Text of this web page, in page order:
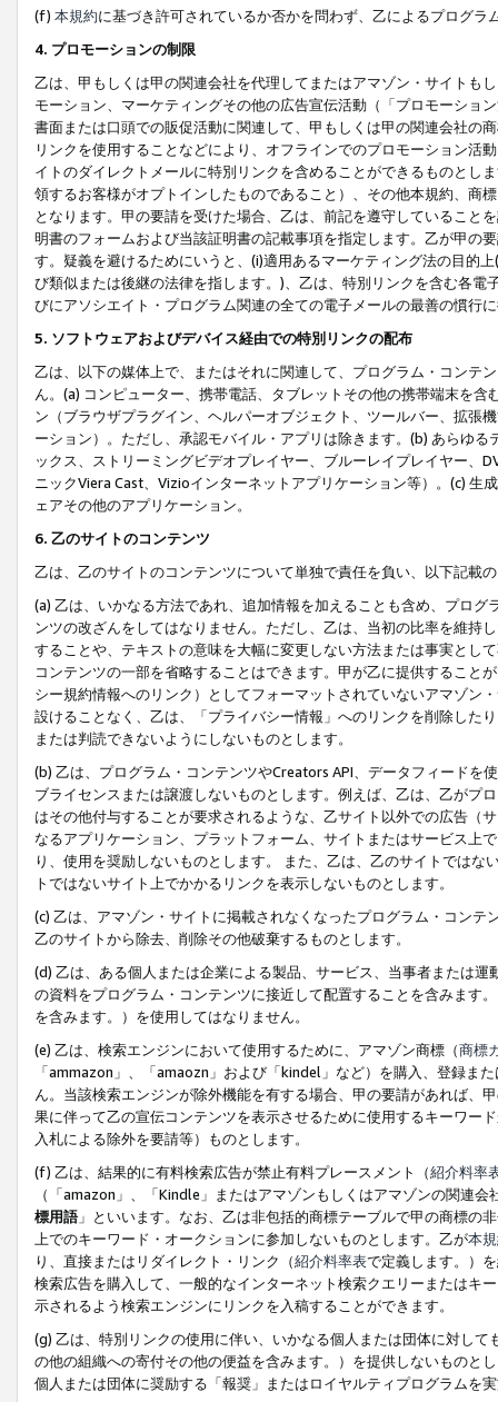
(f) 本規約に基づき許可されているか否かを問わず、乙によるプログ
4. プロモーションの制限
乙は、甲もしくは甲の関連会社を代理してまたはアマゾン・サイトも
モーション、マーケティングその他の広告宣伝活動（「プロモーショ
書面または口頭での販促活動に関連して、甲もしくは甲の関連会社の
リンクを使用することなどにより、オフラインでのプロモーション活
イトのダイレクトメールに特別リンクを含めることができるものとし
領するお客様がオプトインしたものであること）、その他本規約、商
となります。甲の要請を受けた場合、乙は、前記を遵守していること
明書のフォームおよび当該証明書の記載事項を指定します。乙が甲の
す。疑義を避けるためにいうと、(i)適用あるマーケティング法の目的
び類似または後継の法律を指します。)、乙は、特別リンクを含む各
びにアソシエイト・プログラム関連の全ての電子メールの最善の慣行
5. ソフトウェアおよびデバイス経由での特別リンクの配布
乙は、以下の媒体上で、またはそれに関連して、プログラム・コンテ
ん。(a) コンピューター、携帯電話、タブレットその他の携帯端末を
ン（ブラウザプラグイン、ヘルパーオブジェクト、ツールバー、拡張
ーション）。ただし、承認モバイル・アプリは除きます。(b) あらゆ
ックス、ストリーミングビデオプレイヤー、ブルーレイプレイヤー、
ニックViera Cast、Vizioインターネットアプリケーション等）。(c)
ェアその他のアプリケーション。
6. 乙のサイトのコンテンツ
乙は、乙のサイトのコンテンツについて単独で責任を負い、以下記載
(a) 乙は、いかなる方法であれ、追加情報を加えることも含め、プロ
ンツの改ざんをしてはなりません。ただし、乙は、当初の比率を維持
することや、テキストの意味を大幅に変更しない方法または事実とし
コンテンツの一部を省略することはできます。甲が乙に提供すること
シー規約情報へのリンク）としてフォーマットされていないアマゾン
設けることなく、乙は、「プライバシー情報」へのリンクを削除した
または判読できないようにしないものとします。
(b) 乙は、プログラム・コンテンツやCreators API、データフィード
ブライセンスまたは譲渡しないものとします。例えば、乙は、乙がプ
はその他付与することが要求されるような、乙サイト以外での広告（
なるアプリケーション、プラットフォーム、サイトまたはサービス上
り、使用を奨励しないものとします。 また、乙は、乙のサイトでは
トではないサイト上でかかるリンクを表示しないものとします。
(c) 乙は、アマゾン・サイトに掲載されなくなったプログラム・コン
乙のサイトから除去、削除その他破棄するものとします。
(d) 乙は、ある個人または企業による製品、サービス、当事者または
の資料をプログラム・コンテンツに接近して配置することを含みます
を含みます。）を使用してはなりません。
(e) 乙は、検索エンジンにおいて使用するために、アマゾン商標（商標
「ammazon」、「amaozn」および「kindel」など）を購入、登録ま
ん。当該検索エンジンが除外機能を有する場合、甲の要請があれば、
果に伴って乙の宣伝コンテンツを表示させるために使用するキーワー
入札による除外を要請等）ものとします。
(f) 乙は、結果的に有料検索広告が禁止有料プレースメント（紹介料率
（「amazon」、「Kindle」またはアマゾンもしくはアマゾンの関連
標用語」といいます。なお、乙は非包括的商標テーブルで甲の商標の
上でのキーワード・オークションに参加しないものとします。乙が本
り、直接またはリダイレクト・リンク（紹介料率表で定義します。）
検索広告を購入して、一般的なインターネット検索クエリーまたはキ
示されるよう検索エンジンにリンクを入稿することができます。
(g) 乙は、特別リンクの使用に伴い、いかなる個人または団体に対し
の他の組織への寄付その他の便益を含みます。）を提供しないものと
個人または団体に奨励する「報奨」またはロイヤルティプログラムを